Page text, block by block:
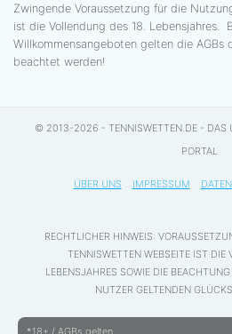
Zwingende Voraussetzung für die
ist die Vollendung des 18. Lebensjahres.
Willkommensangeboten gelten die AGBs
beachtet werden!
*18+ / AGBs gelten
© 2013-2026 - TENNISWETTEN.DE - DAS
PORTAL
ÜBER UNS IMPRESSUM
RECHTLICHER HINWEIS:
TENNISWETTEN WEBSEITE IST DIE
LEBENSJAHRES SOWIE DIE
NUTZER GELTENDEN